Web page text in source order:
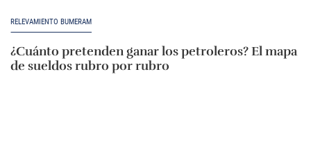
RELEVAMIENTO BUMERAM
¿Cuánto pretenden ganar los petroleros? El mapa
de sueldos rubro por rubro